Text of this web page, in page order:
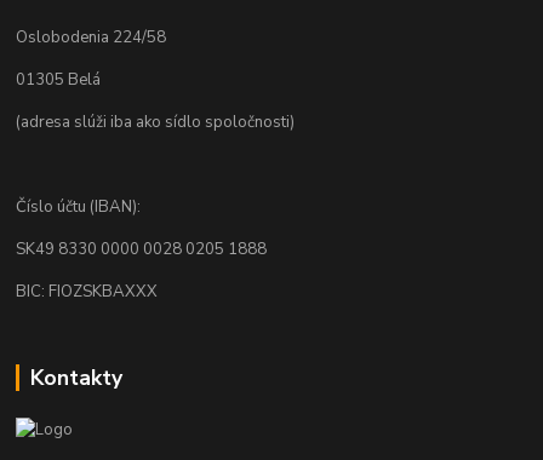
Oslobodenia 224/58
01305 Belá
(adresa slúži iba ako sídlo spoločnosti)
Číslo účtu (IBAN):
SK49 8330 0000 0028 0205 1888
BIC: FIOZSKBAXXX
Kontakty